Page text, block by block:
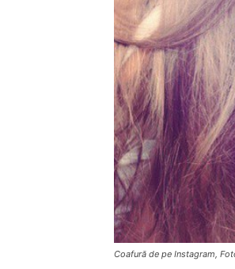
Coafură de pe Instagram,